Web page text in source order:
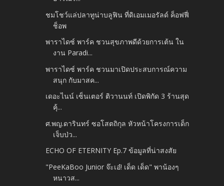
ชมโชว์แล่ปลาทูน่าบลูฟิน ที่ดิเอมเมอรัลด์ ค็อฟฟี่
ช็อพ
พาราไดซ์ พาร์ค ชวนสุขภาพดีด้วยการเต้น ใน
งาน Paradi...
พาราไดซ์ พาร์ค ชวนมาเปิดประสบการณ์ความ
สนุก กับมาสค...
เดอะไนน์ เซ็นเตอร์ ติวานนท์ เปิดพิกัด 3 ร้านสุด
คุ้...
ศ.พญ.ดารินทร์ ซอโสตถิกุล หัวหน้าโครงการเด็ก
เจ็บป่ว...
ECHO OF ETERNITY Ep.7 ข้อมูลที่น่าสงสัย
"PeeKaBoo Junior จ๊ะเอ๋! เด็ด เด็ด" พาน้องๆ
หนาวส...